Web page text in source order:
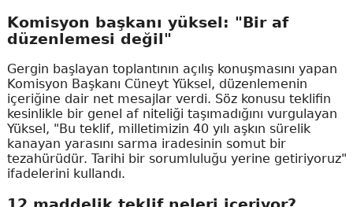
Komisyon başkanı yüksel: "Bir af
düzenlemesi değil"
Gergin başlayan toplantının açılış konuşmasını yapan
Komisyon Başkanı Cüneyt Yüksel, düzenlemenin
içeriğine dair net mesajlar verdi. Söz konusu teklifin
kesinlikle bir genel af niteliği taşımadığını vurgulayan
Yüksel, "Bu teklif, milletimizin 40 yılı aşkın sürelik
kanayan yarasını sarma iradesinin somut bir
tezahürüdür. Tarihi bir sorumluluğu yerine getiriyoruz"
ifadelerini kullandı.